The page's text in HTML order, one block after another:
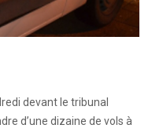
devant le tribunal
d’une dizaine de vols à